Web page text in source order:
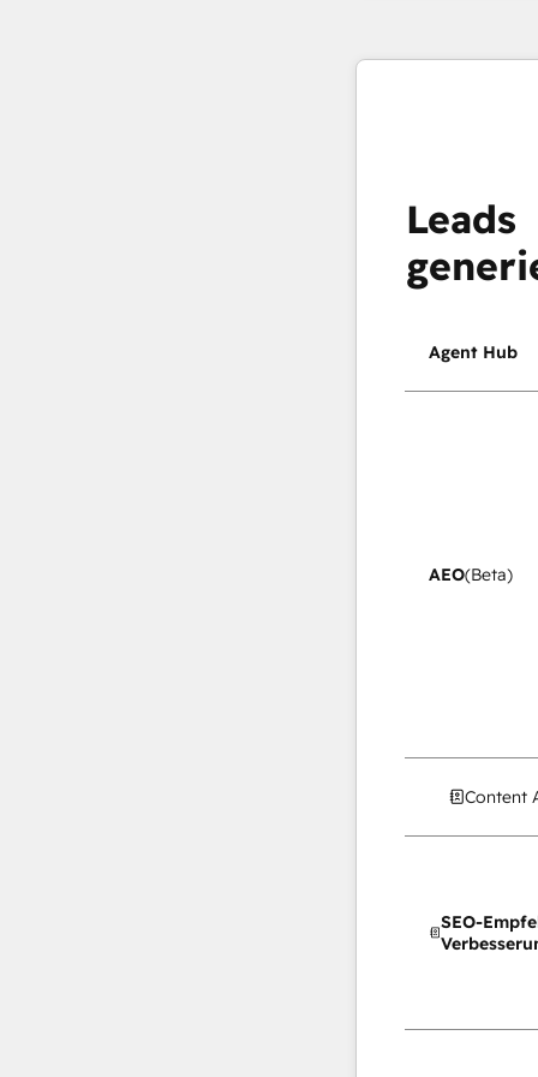
Leads
Agent Hub
AEO(Beta)
Content
SEO-